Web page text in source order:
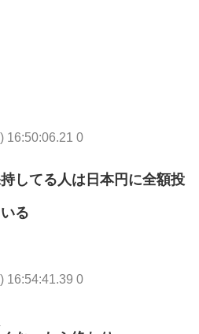
16:50:06.21 0
してる人は日本円に全額投
る
16:54:41.39 0